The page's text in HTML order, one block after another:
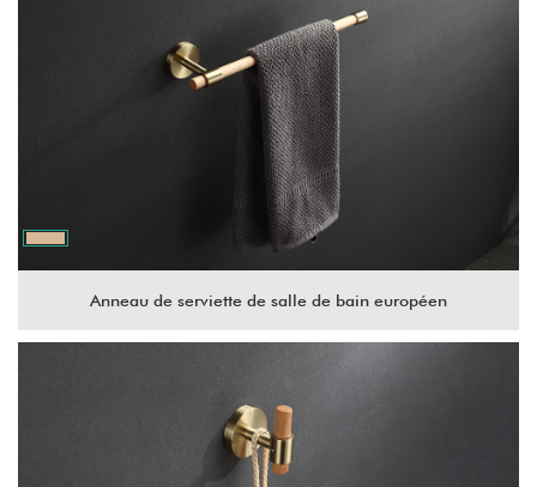
Anneau de serviette de salle de bain européen